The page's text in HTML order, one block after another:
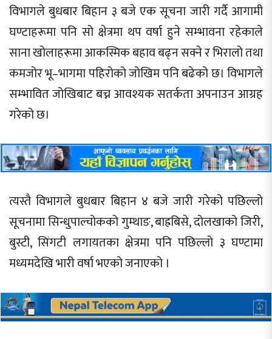
विभागले बुधबार बिहान ३ बजे एक सूचना जारी गर्दै आगामी
घण्टाहरूमा पनि सो क्षेत्रमा थप वर्षा हुने सम्भावना रहेकाले
साना खोलाहरूमा आकस्मिक बहाव बढ्न सक्ने र भिरालो तथा
कमजोर भू–भागमा पहिरोको जोखिम पनि बढेको छ। विभागले
सम्भावित जोखिबाट बच्न आवश्यक सतर्कता अपनाउन आग्रह
गरेको छ।
त्यस्तै विभागले बुधबार बिहान ४ बजे जारी गरेको पछिल्लो
सूचनामा सिन्धुपाल्चोकको गुम्थाङ, बाह्रबिसे, दोलखाको जिरी,
बुस्टी, सिंगटी लगायतका क्षेत्रमा पनि पछिल्लो ३ घण्टामा
मध्यमदेखि भारी वर्षा भएको जनाएको ।